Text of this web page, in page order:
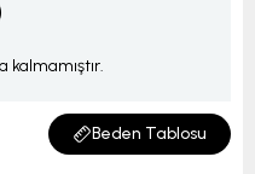
kalmamıştır.
Beden Tablosu